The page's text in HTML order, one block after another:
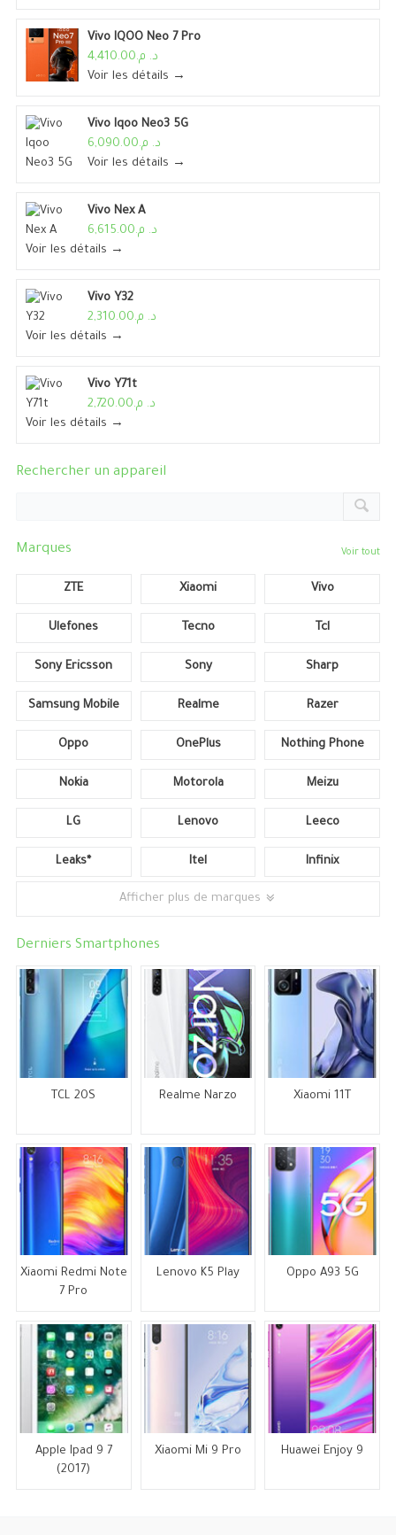
Vivo IQOO Neo 7 Pro
د. م.4,410.00
Voir les détails →
Vivo Iqoo Neo3 5G
د. م.6,090.00
Voir les détails →
Vivo Nex A
د. م.6,615.00
Voir les détails →
Vivo Y32
د. م.2,310.00
Voir les détails →
Vivo Y71t
د. م.2,720.00
Voir les détails →
Rechercher un appareil
Marques Voir tout
ZTE Xiaomi Vivo
Ulefones Tecno Tcl
Sony Ericsson Sony Sharp
Samsung Mobile Realme Razer
Oppo OnePlus Nothing Phone
Nokia Motorola Meizu
LG Lenovo Leeco
Leaks* Itel Infinix
Afficher plus de marques
Derniers Smartphones
TCL 20S Realme Narzo Xiaomi 11T
Xiaomi Redmi Note
7 Pro
Lenovo K5 Play Oppo A93 5G
Apple Ipad 9 7
(2017)
Xiaomi Mi 9 Pro Huawei Enjoy 9